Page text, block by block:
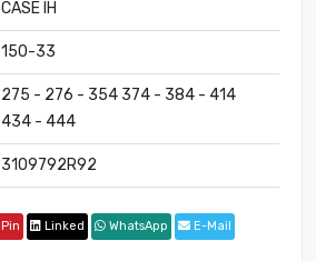
CASE IH
150-33
275 - 276 - 354 374 - 384 - 414
434 - 444
3109792R92
Pin Linked WhatsApp E-Mail